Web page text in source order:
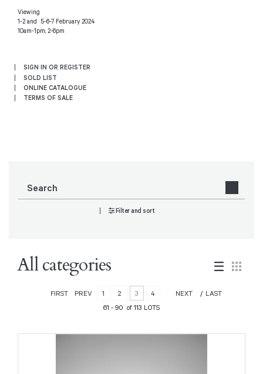
Viewing
1-2 and 5-6-7 February 2024
10am-1pm; 2-6pm
SIGN IN OR REGISTER
SOLD LIST
ONLINE CATALOGUE
TERMS OF SALE
Filter and sort
All categories
61 - 90 of 113 LOTS
FIRST PREV 1 2 3 4 NEXT LAST